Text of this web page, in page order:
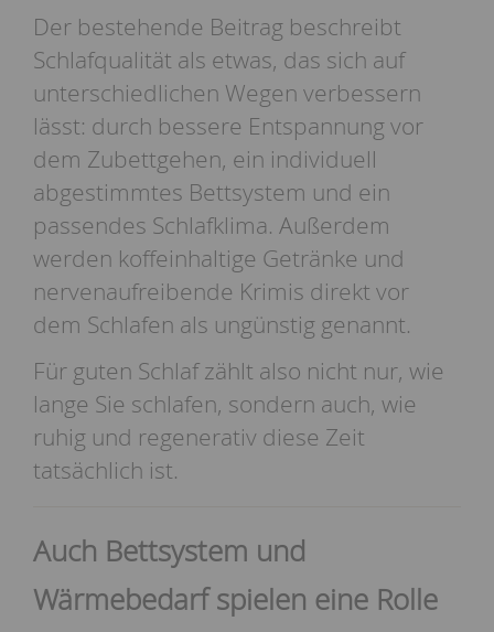
Der bestehende Beitrag beschreibt
Schlafqualität als etwas, das sich auf
unterschiedlichen Wegen verbessern
lässt: durch bessere Entspannung vor
dem Zubettgehen, ein individuell
abgestimmtes Bettsystem und ein
passendes Schlafklima. Außerdem
werden koffeinhaltige Getränke und
nervenaufreibende Krimis direkt vor
dem Schlafen als ungünstig genannt.
Für guten Schlaf zählt also nicht nur, wie
lange Sie schlafen, sondern auch, wie
ruhig und regenerativ diese Zeit
tatsächlich ist.
Auch Bettsystem und
Wärmebedarf spielen eine Rolle